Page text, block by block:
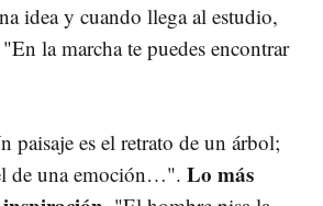
idea y cuando llega al estudio,
la marcha te puedes encontrar
paisaje es el retrato de un árbol;
de una emoción…". Lo más